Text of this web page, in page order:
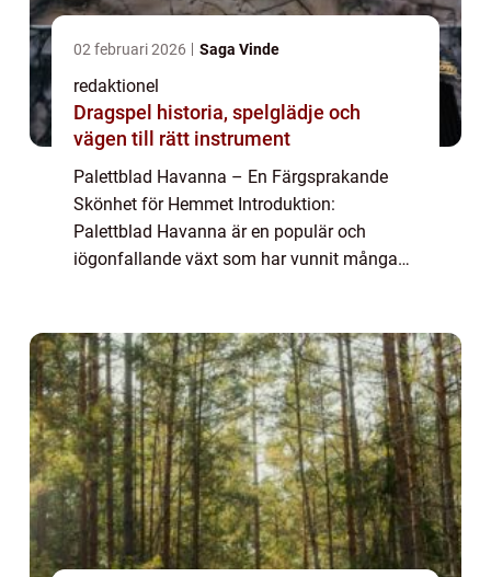
02 februari 2026 Saga Vinde
redaktionel
Dragspel historia, spelglädje och
vägen till rätt instrument
Palettblad Havanna – En Färgsprakande
Skönhet för Hemmet Introduktion:
Palettblad Havanna är en populär och
iögonfallande växt som har vunnit många
har de...